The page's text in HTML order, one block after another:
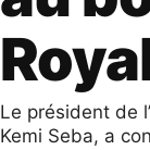
Le président de
Kemi Seba, a